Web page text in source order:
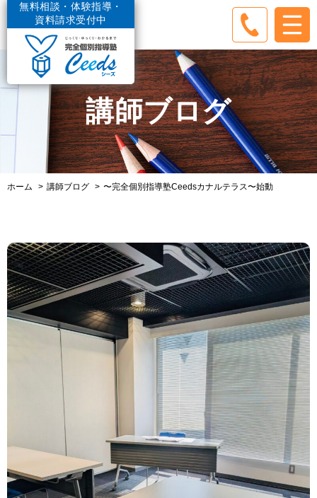
無料相談・体験指導・
資料請求受付中
講師ブログ
ホーム 講師ブログ 〜完全個別指導塾Ceedsカナルテラス〜始動